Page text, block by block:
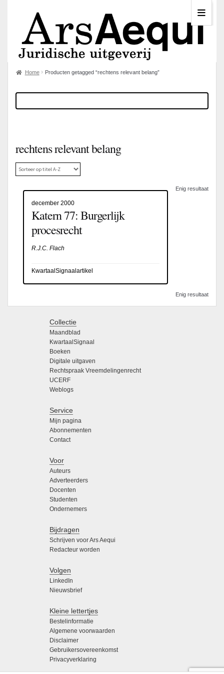
Home Producten getagged “rechtens relevant belang”
rechtens relevant belang
Enig resultaat
december 2000
Katern 77: Burgerlijk
procesrecht
R.J.C. Flach
KwartaalSignaalartikel
Enig resultaat
Collectie
Maandblad
KwartaalSignaal
Boeken
Digitale uitgaven
Rechtspraak Vreemdelingenrecht
UCERF
Weblogs
Service
Mijn pagina
Abonnementen
Contact
Voor
Auteurs
Adverteerders
Docenten
Studenten
Ondernemers
Bijdragen
Schrijven voor Ars Aequi
Redacteur worden
Volgen
LinkedIn
Nieuwsbrief
Kleine lettertjes
Bestelinformatie
Algemene voorwaarden
Disclaimer
Gebruikersovereenkomst
Privacyverklaring